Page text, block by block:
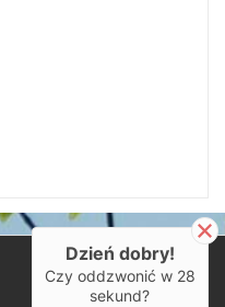
Dzień dobry!
Czy oddzwonić w 28
sekund?